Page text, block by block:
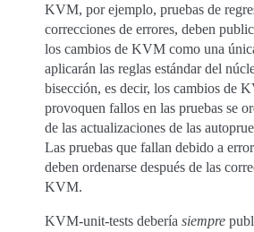
KVM, por ejemplo, pruebas de
correcciones de errores, deben
los cambios de KVM como una
aplicarán las reglas estándar del
bisección, es decir, los cambios de
provoquen fallos en las pruebas se
de las actualizaciones de las
Las pruebas que fallan debido a
deben ordenarse después de las
KVM.
KVM-unit-tests debería siempre